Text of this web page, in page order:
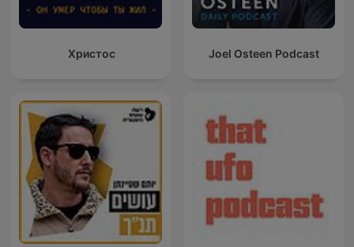
Христос Joel Osteen Podcast